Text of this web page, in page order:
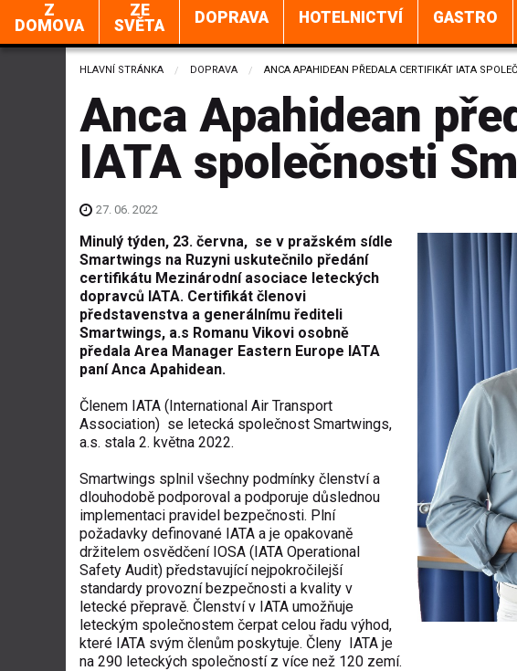
Z
DOMOVA
ZE
SVĚTA
DOPRAVA HOTELNICTVÍ GASTRO
HLAVNÍ STRÁNKA DOPRAVA CURRENT:
ANCA APAHIDEAN PŘEDALA CERTIFIKÁT IATA
Anca Apahidean
IATA společnosti
27. 06. 2022
Minulý týden, 23. června, se v pražském sídle
Smartwings na Ruzyni uskutečnilo předání
certifikátu Mezinárodní asociace leteckých
dopravců IATA. Certifikát členovi
představenstva a generálnímu řediteli
Smartwings, a.s Romanu Vikovi osobně
předala Area Manager Eastern Europe IATA
paní Anca Apahidean.
Členem IATA (International Air Transport
Association) se letecká společnost Smartwings,
a.s. stala 2. května 2022.
Smartwings splnil všechny podmínky členství a
dlouhodobě podporoval a podporuje důslednou
implementaci pravidel bezpečnosti. Plní
požadavky definované IATA a je opakovaně
držitelem osvědčení IOSA (IATA Operational
Safety Audit) představující nejpokročilejší
standardy provozní bezpečnosti a kvality v
letecké přepravě. Členství v IATA umožňuje
leteckým společnostem čerpat celou řadu výhod,
které IATA svým členům poskytuje. Členy IATA je
na 290 leteckých společností z více než 120 zemí.